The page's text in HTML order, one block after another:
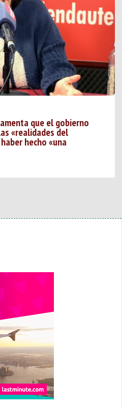
que el gobierno
«realidades del
hecho «una